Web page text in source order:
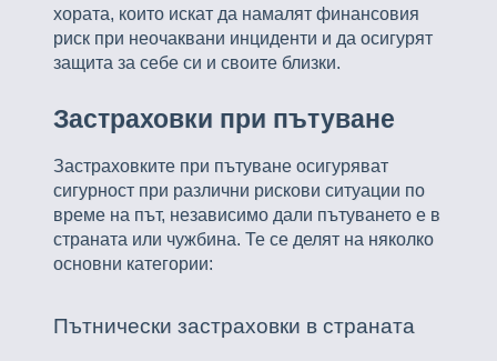
хората, които искат да намалят финансовия
риск при неочаквани инциденти и да осигурят
защита за себе си и своите близки.
Застраховки при пътуване
Застраховките при пътуване осигуряват
сигурност при различни рискови ситуации по
време на път, независимо дали пътуването е в
страната или чужбина. Те се делят на няколко
основни категории:
Пътнически застраховки в страната